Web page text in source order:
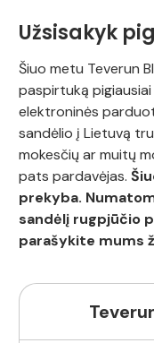
Užsisakyk
Šiuo metu Teverun
paspirtuką
elektroninės
sandėlio į Lietuvą
mokesčių ar muitų
pats pardavėjas.
prekyba.
sandėlį rugpjūčio
parašykite mums